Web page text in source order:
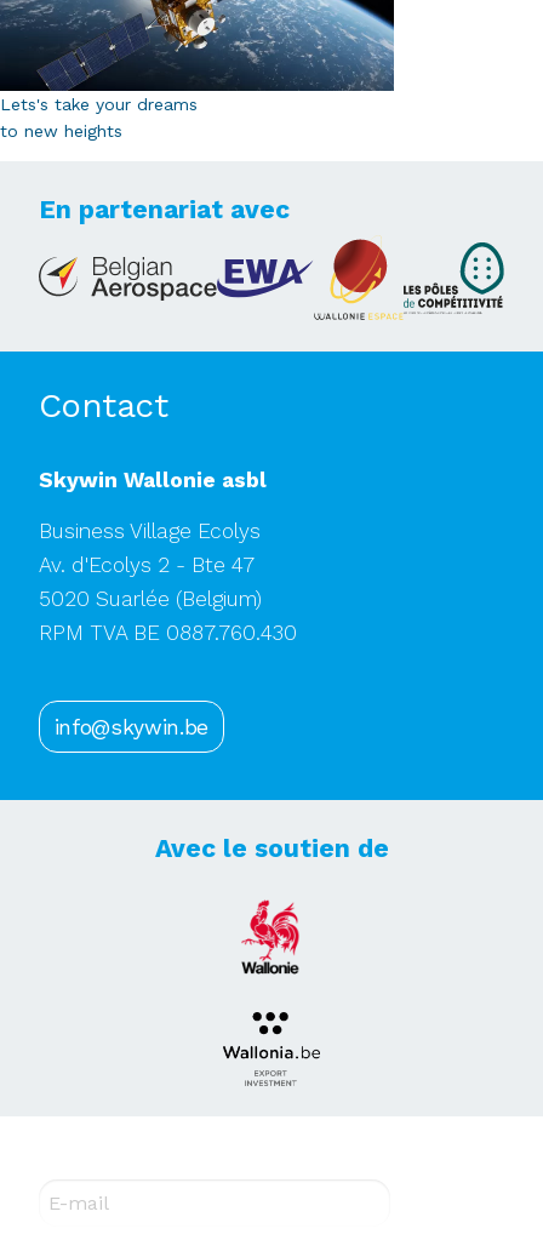
Lets's take your dreams
to new heights
En partenariat avec
Contact
Skywin Wallonie asbl
Business Village Ecolys
Av. d'Ecolys 2 - Bte 47
5020 Suarlée (Belgium)
RPM TVA BE 0887.760.430
info@skywin.be
Avec le soutien de
E-mail